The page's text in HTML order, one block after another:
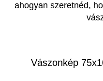
ahogyan szeretnéd,
Vászonkép